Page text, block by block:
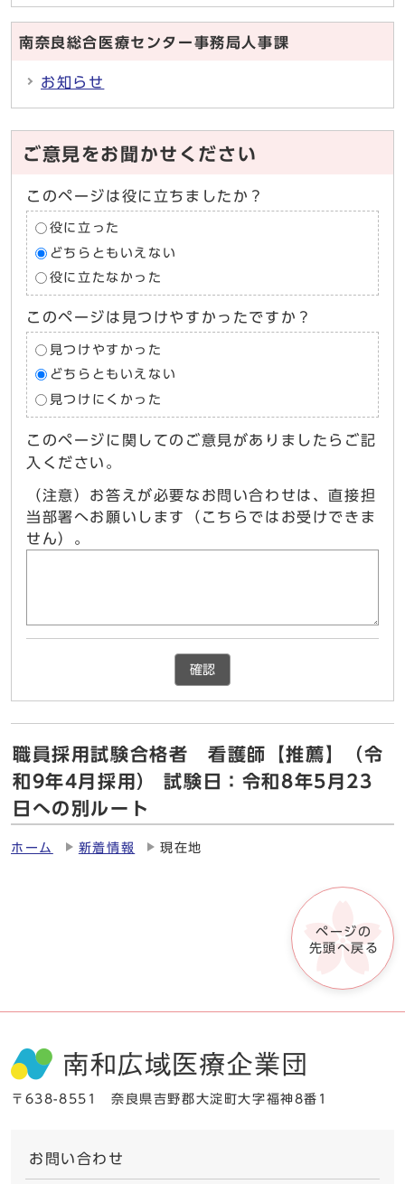
南奈良総合医療センター事務局人事課
お知らせ
ご意見をお聞かせください
このページは役に立ちましたか？
役に立った
どちらともいえない
役に立たなかった
このページは見つけやすかったですか？
見つけやすかった
どちらともいえない
見つけにくかった
このページに関してのご意見がありましたらご記
入ください。
（注意）お答えが必要なお問い合わせは、直接担
当部署へお願いします（こちらではお受けできま
せん）。
確認
職員採用試験合格者 看護師【推薦】（令
和9年4月採用） 試験日：令和8年5月23
日への別ルート
ホーム 新着情報 現在地
ページの
先頭へ戻る
〒638-8551 奈良県吉野郡大淀町大字福神8番1
お問い合わせ